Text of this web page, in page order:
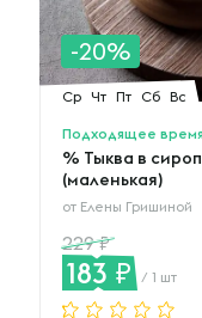
-20%
Ср Чт Пт Сб Вс
Подходящее время
% Тыква в
(маленькая)
от Елены Гришиной
229
183 / 1 шт